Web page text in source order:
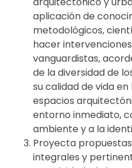
aplicación de
metodológicos,
hacer
vanguardistas,
de la diversidad de
su calidad de vida
espacios
entorno inmediato,
ambiente y a la
Proyecta
integrales y